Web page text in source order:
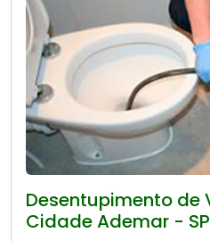
Desentupimento de
Cidade Ademar - SP